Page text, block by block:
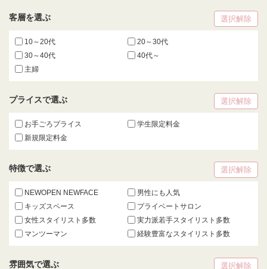
客層を選ぶ 選択解除
10～20代
20～30代
30～40代
40代～
主婦
プライスで選ぶ 選択解除
お手ごろプライス
学生限定料金
新規限定料金
特徴で選ぶ 選択解除
NEWOPEN NEWFACE
男性にも人気
キッズスペース
プライベートサロン
女性スタイリスト多数
実力派若手スタイリスト多数
マンツーマン
経験豊富なスタイリスト多数
雰囲気で選ぶ 選択解除